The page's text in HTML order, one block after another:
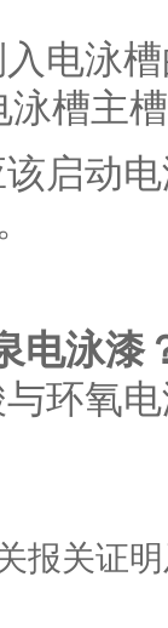
电泳
泳槽主
启动
电泳漆
环氧
报关证